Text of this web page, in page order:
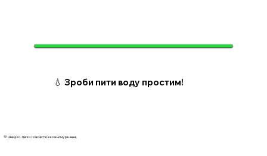
💧 Зроби пити воду простим!
💛 Швидко. Легко. І з ясністю в кожному рішенні.